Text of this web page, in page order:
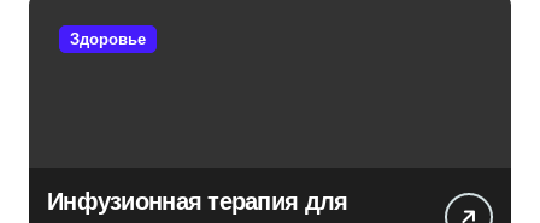
Здоровье
Инфузионная терапия для